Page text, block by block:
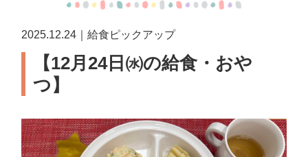
2025.12.24｜給食ピックアップ
【12月24日㈬の給食・おや
つ】